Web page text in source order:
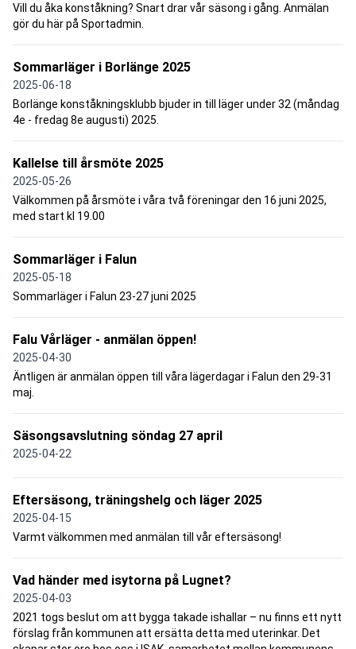
Vill du åka konståkning? Snart drar vår säsong i gång. Anmälan
gör du här på Sportadmin.
Sommarläger i Borlänge 2025
2025-06-18
Borlänge konståkningsklubb bjuder in till läger under 32 (måndag
4e - fredag 8e augusti) 2025.
Kallelse till årsmöte 2025
2025-05-26
Välkommen på årsmöte i våra två föreningar den 16 juni 2025,
med start kl 19.00
Sommarläger i Falun
2025-05-18
Sommarläger i Falun 23-27 juni 2025
Falu Vårläger - anmälan öppen!
2025-04-30
Äntligen är anmälan öppen till våra lägerdagar i Falun den 29-31
maj.
Säsongsavslutning söndag 27 april
2025-04-22
Eftersäsong, träningshelg och läger 2025
2025-04-15
Varmt välkommen med anmälan till vår eftersäsong!
Vad händer med isytorna på Lugnet?
2025-04-03
2021 togs beslut om att bygga takade ishallar – nu finns ett nytt
förslag från kommunen att ersätta detta med uterinkar. Det